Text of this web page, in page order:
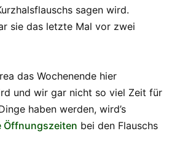
sagen wird.
sie das letzte Mal vor zwei
das Wochenende hier
und wir gar nicht so viel Zeit für
haben werden, wird’s
Öffnungszeiten bei den Flauschs